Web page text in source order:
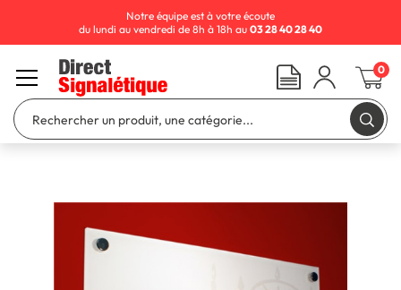
Notre équipe est à votre écoute
du lundi au vendredi de 8h à 18h au 03 28 40 28 40
0